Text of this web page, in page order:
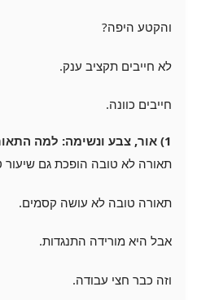
והקטע היפה?
לא חייבים תקציב ענק.
חייבים כוונה.
1) אור, צבע ונשימה: למה התאורה היא המורה השקטה?
תאורה לא טובה הופכת גם שיעור
תאורה טובה לא עושה קסמים.
אבל היא מורידה התנגדות.
וזה כבר חצי עבודה.